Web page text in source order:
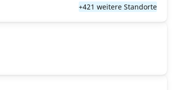
+421 weitere Standorte